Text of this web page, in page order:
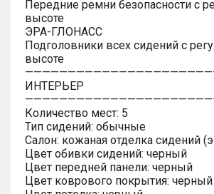
Передние ремни безопасности с
высоте
ЭРА-ГЛОНАСС
Подголовники всех сидений с
высоте
ИНТЕРЬЕР
Количество мест: 5
Тип сидений: обычные
Салон: кожаная отделка сидений
Цвет обивки сидений: черный
Цвет передней панели: черный
Цвет коврового покрытия: черный